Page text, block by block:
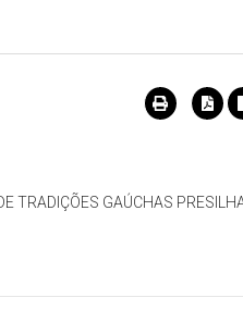
TRADIÇÕES GAÚCHAS